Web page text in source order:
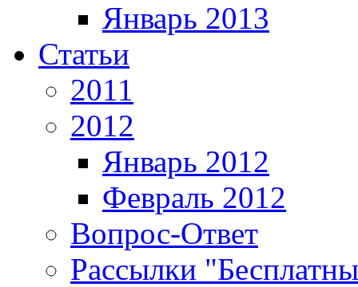
Январь 2013
Статьи
2011
2012
Январь 2012
Февраль 2012
Вопрос-Ответ
Рассылки